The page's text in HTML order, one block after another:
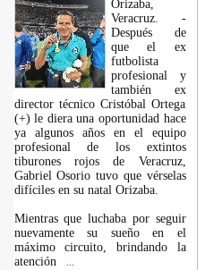
Orizaba,
Veracruz. -
Después de
que el ex
futbolista
profesional y
también ex
director técnico Cristóbal Ortega
(+) le diera una oportunidad hace
ya algunos años en el equipo
profesional de los extintos
tiburones rojos de Veracruz,
Gabriel Osorio tuvo que vérselas
difíciles en su natal Orizaba.
Mientras que luchaba por seguir
nuevamente su sueño en el
máximo circuito, brindando la
atención